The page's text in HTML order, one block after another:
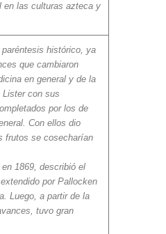
en las culturas azteca y
histórico, ya
que cambiaron
en general y de la
Lister con sus
por los de
Con ellos dio
frutos se cosecharían
1869, describió el
por Pallocken
Luego, a partir de la
tuvo gran